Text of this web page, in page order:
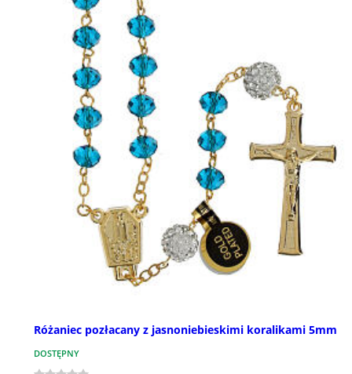
Różaniec pozłacany z jasnoniebieskimi koralikami 5mm
DOSTĘPNY